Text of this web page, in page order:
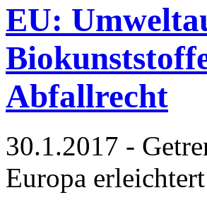
EU:
Abfallrecht
30.1.2017 -
Europa